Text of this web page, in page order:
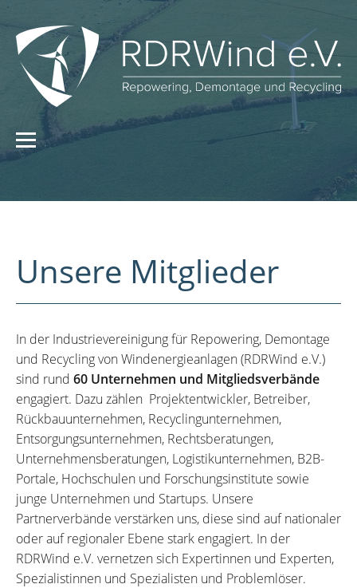
Unsere Mitglieder
In der Industrievereinigung für Repowering, Demontage
und Recycling von Windenergieanlagen (RDRWind e.V.)
sind rund 60 Unternehmen und Mitgliedsverbände
engagiert. Dazu zählen Projektentwickler, Betreiber,
Rückbauunternehmen, Recyclingunternehmen,
Entsorgungsunternehmen, Rechtsberatungen,
Unternehmensberatungen, Logistikunternehmen, B2B-
Portale, Hochschulen und Forschungsinstitute sowie
junge Unternehmen und Startups. Unsere
Partnerverbände verstärken uns, diese sind auf nationaler
oder auf regionaler Ebene stark engagiert. In der
RDRWind e.V. vernetzen sich Expertinnen und Experten,
Spezialistinnen und Spezialisten und Problemlöser.